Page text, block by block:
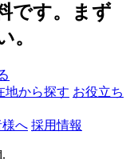
です。まず
。
地から探す お役立ち
へ 採用情報